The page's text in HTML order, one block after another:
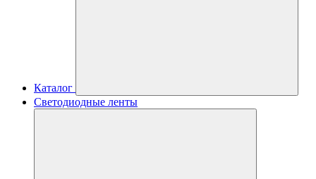
Каталог
Светодиодные ленты